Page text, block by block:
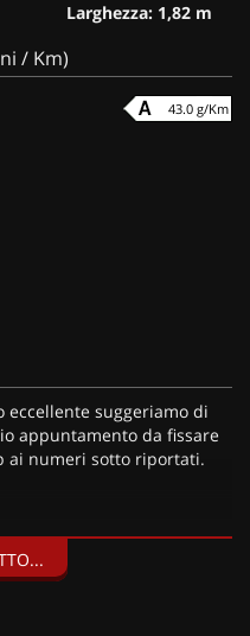
Larghezza: 1,82 m
/ Km)
43.0 g/Km
suggeriamo di
appuntamento da fissare
ai numeri sotto riportati.